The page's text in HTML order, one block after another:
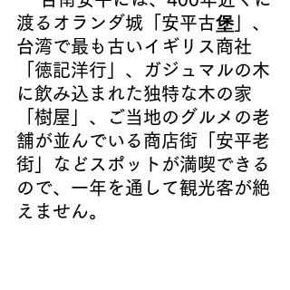
渡るオランダ城「安平古堡」、
台湾で最も古いイギリス商社
「徳記洋行」、ガジュマルの木
に飲み込まれた独特な木の家
「樹屋」、ご当地のグルメの老
舗が並んでいる商店街「安平老
街」などスポットが満喫できる
ので、一年を通して観光客が絶
えません。